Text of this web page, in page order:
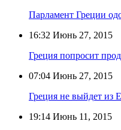
Парламент Греции
16:32 Июнь 27, 2015
Греция попросит
07:04 Июнь 27, 2015
Греция не выйдет из
19:14 Июнь 11, 2015